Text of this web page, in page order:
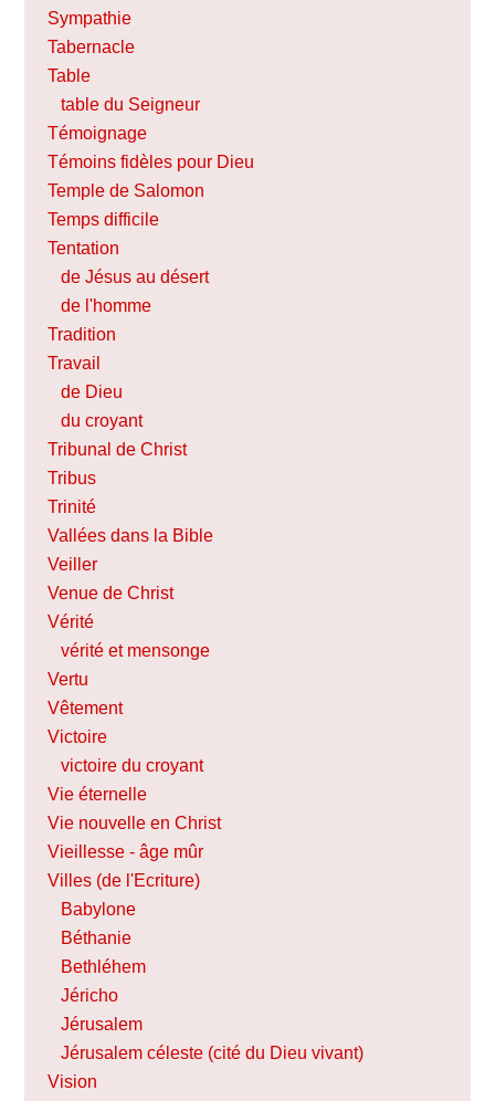
Sympathie
Tabernacle
Table
table du Seigneur
Témoignage
Témoins fidèles pour Dieu
Temple de Salomon
Temps difficile
Tentation
de Jésus au désert
de l'homme
Tradition
Travail
de Dieu
du croyant
Tribunal de Christ
Tribus
Trinité
Vallées dans la Bible
Veiller
Venue de Christ
Vérité
vérité et mensonge
Vertu
Vêtement
Victoire
victoire du croyant
Vie éternelle
Vie nouvelle en Christ
Vieillesse - âge mûr
Villes (de l'Ecriture)
Babylone
Béthanie
Bethléhem
Jéricho
Jérusalem
Jérusalem céleste (cité du Dieu vivant)
Vision